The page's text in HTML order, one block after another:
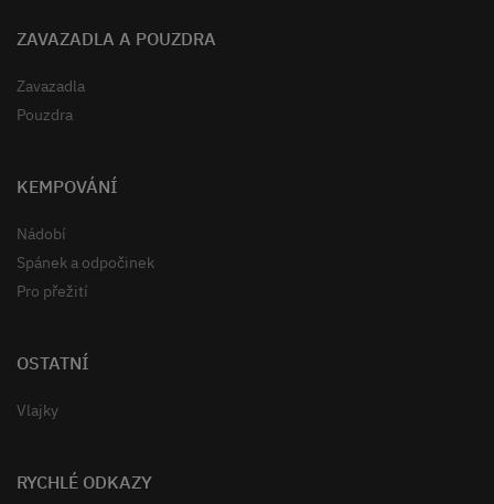
ZAVAZADLA A POUZDRA
Zavazadla
Pouzdra
KEMPOVÁNÍ
Nádobí
Spánek a odpočinek
Pro přežití
OSTATNÍ
Vlajky
RYCHLÉ ODKAZY